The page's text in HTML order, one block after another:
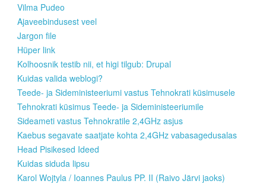
Vilma Pudeo
Ajaveebindusest veel
Jargon file
Hüper link
Kolhoosnik testib nii, et higi tilgub: Drupal
Kuidas valida weblogi?
Teede- ja Sideministeeriumi vastus Tehnokrati küsimusele
Tehnokrati küsimus Teede- ja Sideministeeriumile
Sideameti vastus Tehnokratile 2,4GHz asjus
Kaebus segavate saatjate kohta 2,4GHz vabasagedusalas
Head Pisikesed Ideed
Kuidas siduda lipsu
Karol Wojtyla / Ioannes Paulus PP. II (Raivo Järvi jaoks)